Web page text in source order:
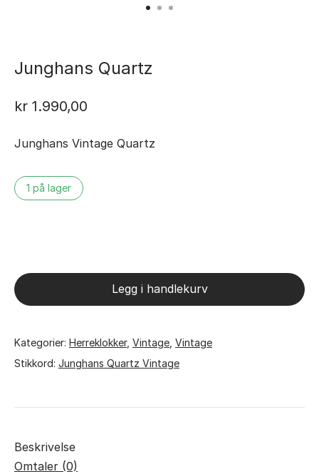
Junghans Quartz
kr 1.990,00
Junghans Vintage Quartz
1 på lager
antall
Legg i handlekurv
Kategorier: Herreklokker, Vintage Vintage
Stikkord: Junghans Quartz Vintage
Beskrivelse
Omtaler (0)